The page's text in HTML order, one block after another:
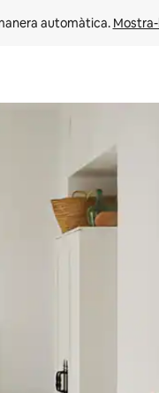
automàtica.
fletxes (amunt i